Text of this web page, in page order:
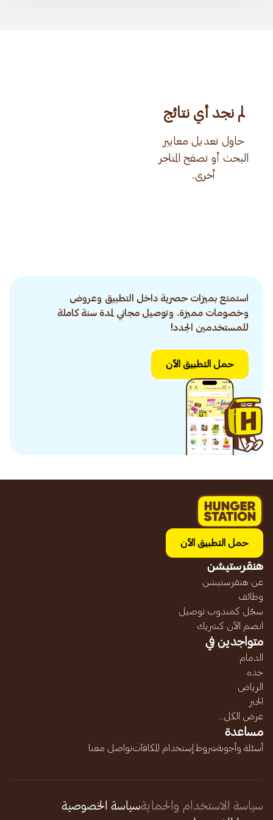
لم نجد أي نتائج
حاول تعديل معايير
البحث أو تصفح المتاجر
أخرى.
استمتع بميزات حصرية داخل التطبيق وعروض
وخصومات مميزة. وتوصيل مجاني لمدة سنة كاملة
للمستخدمين الجدد!
حمل التطبيق الآن
حمل التطبيق الآن
هنقرستيشن
عن هنقرستيشن
وظائف
سجّل كمندوب توصيل
انضم الآن كشريك
متواجدين في
الدمام
جده
الرياض
الخبر
عرض الكل...
مساعدة
أسئلة وأجوبةشروط إستخدام المكافآتتواصل معنا
سياسة الاستخدام والحمايةسياسة الخصوصية